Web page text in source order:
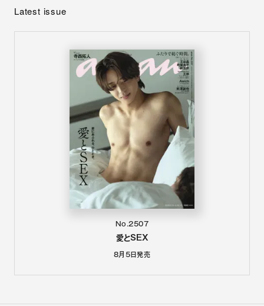
Latest issue
No.2507
愛とSEX
8月5日発売